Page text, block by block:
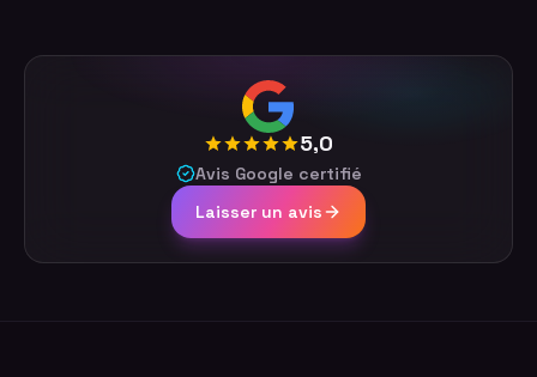
5,0
Avis Google certifié
Laisser un avis